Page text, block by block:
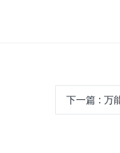
下一篇: 万